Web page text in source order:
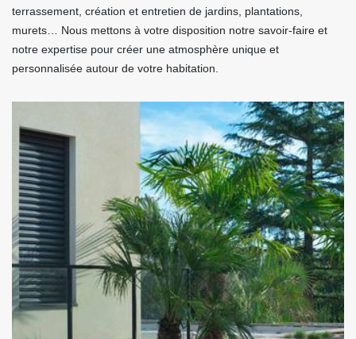
terrassement, création et entretien de jardins, plantations,
murets… Nous mettons à votre disposition notre savoir-faire et
notre expertise pour créer une atmosphère unique et
personnalisée autour de votre habitation.